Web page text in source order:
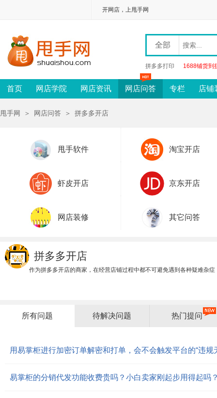
开网店，上甩手网
全部
拼多多打印 1688铺货到
首页 网店学院 网店资讯 网店问答 专栏 店铺
甩手网 ＞ 网店问答 ＞ 拼多多开店
甩手软件 淘宝开店
虾皮开店 京东开店
网店装修 其它问答
拼多多开店
作为拼多多开店的商家，在经营店铺过程中都不可避免遇到各种疑难杂
所有问题 待解决问题 热门提问
易掌柜的分销代发功能收费贵吗？小白卖家刚起步用得起吗